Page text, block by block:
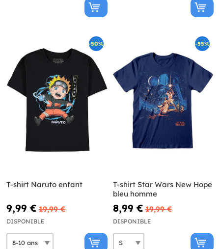
-50%
T-shirt Naruto enfant
9,99 € 19,99 €
DISPONIBLE
-55%
T-shirt Star Wars New Hope
bleu homme
8,99 € 19,99 €
DISPONIBLE